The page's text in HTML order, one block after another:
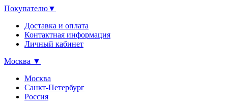
Покупателю▼
Доставка и оплата
Контактная информация
Личный кабинет
Москва ▼
Москва
Санкт-Петербург
Россия